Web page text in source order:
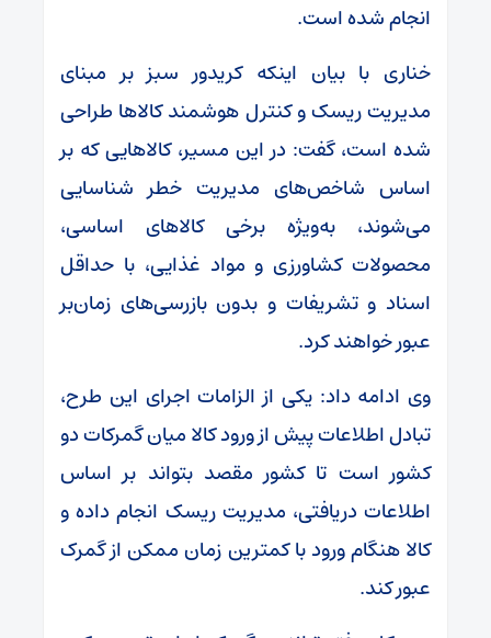
انجام شده است.
خناری با بیان اینکه کریدور سبز بر مبنای
مدیریت ریسک و کنترل هوشمند کالاها طراحی
شده است، گفت: در این مسیر، کالاهایی که بر
اساس شاخص‌های مدیریت خطر شناسایی
می‌شوند، به‌ویژه برخی کالاهای اساسی،
محصولات کشاورزی و مواد غذایی، با حداقل
اسناد و تشریفات و بدون بازرسی‌های زمان‌بر
عبور خواهند کرد.
وی ادامه داد: یکی از الزامات اجرای این طرح،
تبادل اطلاعات پیش از ورود کالا میان گمرکات دو
کشور است تا کشور مقصد بتواند بر اساس
اطلاعات دریافتی، مدیریت ریسک انجام داده و
کالا هنگام ورود با کمترین زمان ممکن از گمرک
عبور کند.